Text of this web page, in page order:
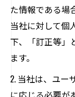
た情報である場
当社に対して個
下、「訂正等」
ます。
2. 当社は、ユー